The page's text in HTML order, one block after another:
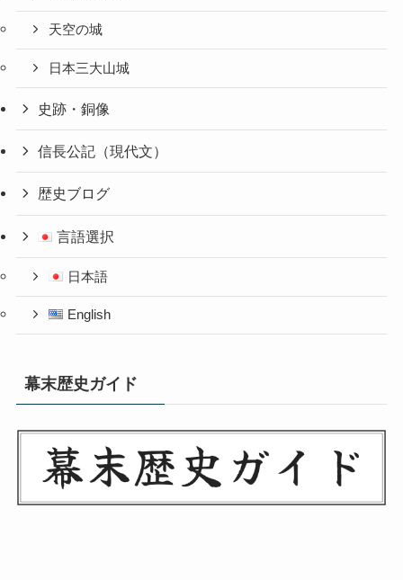
天空の城
日本三大山城
史跡・銅像
信長公記（現代文）
歴史ブログ
言語選択
日本語
English
幕末歴史ガイド